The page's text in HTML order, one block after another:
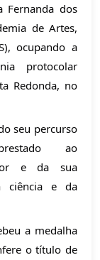
Fernanda dos
de Artes,
ocupando a
protocolar
Redonda, no
seu percurso
ao
e da sua
ciência e da
a medalha
o título de